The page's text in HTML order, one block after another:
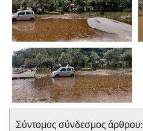
Σύντομος σύνδεσμος άρθρου: